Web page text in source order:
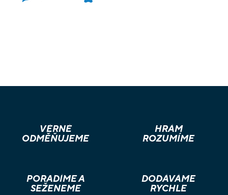
VĚRNÉ
ODMĚŇUJEME
HRÁM
ROZUMÍME
PORADÍME A
SEŽENEME
DODÁVÁME
RYCHLE